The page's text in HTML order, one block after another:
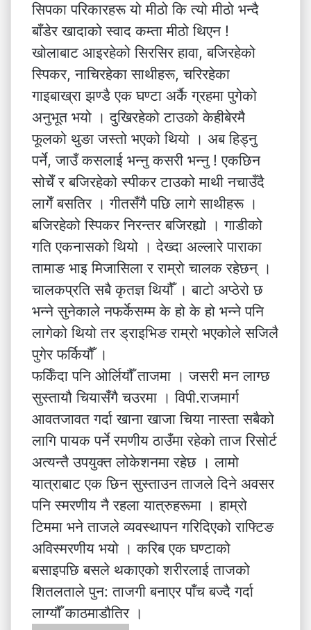
सिपका परिकारहरू यो मीठो कि त्यो मीठो भन्दै
बाँडेर खादाको स्वाद कम्ता मीठो थिएन !
खोलाबाट आइरहेको सिरसिर हावा, बजिरहेको
स्पिकर, नाचिरहेका साथीहरू, चरिरहेका
गाइबाख्रा झण्डै एक घण्टा अर्कै ग्रहमा पुगेको
अनुभूत भयो । दुखिरहेको टाउको केहीबेरमै
फूलको थुङा जस्तो भएको थियो । अब हिड्नु
पर्ने, जाउँ कसलाई भन्नु कसरी भन्नु ! एकछिन
सोचेँ र बजिरहेको स्पीकर टाउको माथी नचाउँदै
लागेँ बसतिर । गीतसँगै पछि लागे साथीहरू ।
बजिरहेको स्पिकर निरन्तर बजिरह्यो । गाडीको
गति एकनासको थियो । देख्दा अल्लारे पाराका
तामाङ भाइ मिजासिला र राम्रो चालक रहेछन् ।
चालकप्रति सबै कृतज्ञ थियौँ । बाटो अप्ठेरो छ
भन्ने सुनेकाले नफर्केसम्म के हो के हो भन्ने पनि
लागेको थियो तर ड्राइभिङ राम्रो भएकोले सजिलै
पुगेर फर्कियौँ ।
फर्किँदा पनि ओर्लियौँ ताजमा । जसरी मन लाग्छ
सुस्तायौ चियासँगै चउरमा । विपी.राजमार्ग
आवतजावत गर्दा खाना खाजा चिया नास्ता सबैको
लागि पायक पर्ने रमणीय ठाउँमा रहेको ताज रिसोर्ट
अत्यन्तै उपयुक्त लोकेशनमा रहेछ । लामो
यात्राबाट एक छिन सुस्ताउन ताजले दिने अवसर
पनि स्मरणीय नै रहला यात्रुहरूमा । हाम्रो
टिममा भने ताजले व्यवस्थापन गरिदिएको राफ्टिङ
अविस्मरणीय भयो । करिब एक घण्टाको
बसाइपछि बसले थकाएको शरीरलाई ताजको
शितलताले पुन: ताजगी बनाएर पाँच बज्दै गर्दा
लाग्यौँ काठमाडौतिर ।